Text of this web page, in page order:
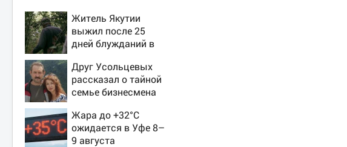
Житель Якутии
выжил после 25
дней блужданий в
Друг Усольцевых
рассказал о тайной
семье бизнесмена
Жара до +32°C
ожидается в Уфе 8–
9 августа